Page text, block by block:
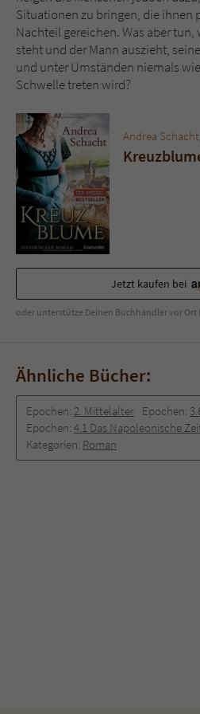
Situationen zu bringen, die ihnen
Nachteil gereichen. Was aber tun,
steht und der Mann auszieht,
und unter Umständen niemals
Schwelle treten wird?
Andrea Schacht
Jetzt kaufen bei
oder unterstütze Deinen Buchhändler vor Ort
Ähnliche Bücher:
Epochen: 2. Mittelalter Epochen:
Epochen: 4.1 Das Napoleonische
Kategorien: Roman
Sicherheitscode
überprüfen.